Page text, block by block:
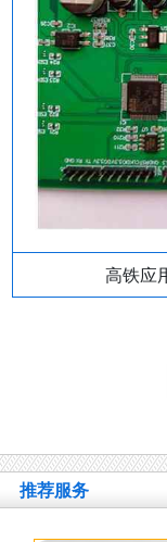
高铁应
推荐服务